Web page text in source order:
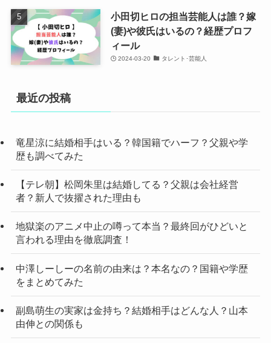
小田切ヒロの担当芸能人は誰？嫁
(妻)や彼氏はいるの？経歴プロフ
ィール
2024-03-20 タレント･芸能人
最近の投稿
竜星涼に結婚相手はいる？韓国籍でハーフ？父親や学
歴も調べてみた
【テレ朝】松岡朱里は結婚してる？父親は会社経営
者？新人で抜擢された理由も
地獄楽のアニメ中止の噂って本当？最終回がひどいと
言われる理由を徹底調査！
中澤しーしーの名前の由来は？本名なの？国籍や学歴
をまとめてみた
副島萌生の実家は金持ち？結婚相手はどんな人？山本
由伸との関係も